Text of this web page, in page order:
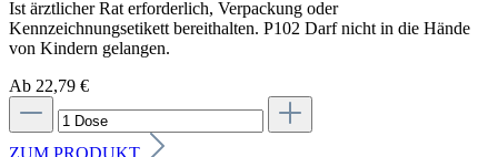
Ist ärztlicher Rat erforderlich, Verpackung oder
Kennzeichnungsetikett bereithalten. P102 Darf nicht in die Hände
von Kindern gelangen.
Ab 22,79 €